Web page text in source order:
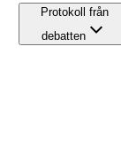
Protokoll från
debatten